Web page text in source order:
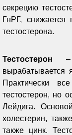
секрецию
ГнРГ,
тестостерона.
Тестостерон –
вырабатывается
Практически
тестостерон, но
Лейдига.
холестерин,
также цинк.